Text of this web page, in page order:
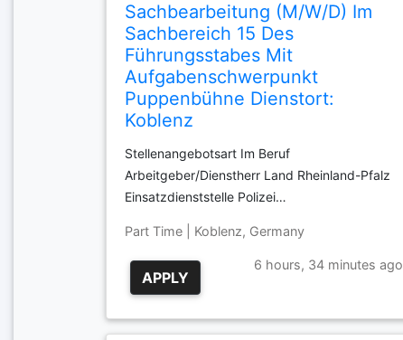
Sachbearbeitung (M/W/D) Im
Sachbereich 15 Des
Führungsstabes Mit
Aufgabenschwerpunkt
Puppenbühne Dienstort:
Koblenz
Stellenangebotsart Im Beruf
Arbeitgeber/Dienstherr Land Rheinland-Pfalz
Einsatzdienststelle Polizei…
Part Time | Koblenz, Germany
APPLY
6 hours, 34 minutes ago